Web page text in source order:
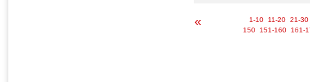
« 1-10 11-20 21-30
150
151-160 161-